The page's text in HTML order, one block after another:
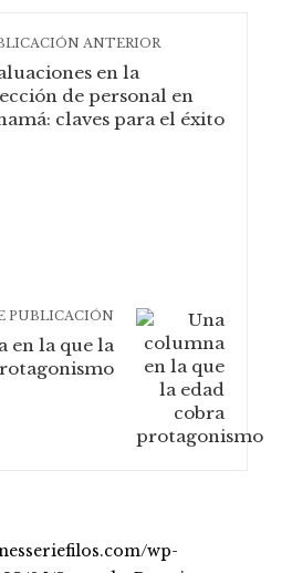
ANTERIOR
en la
de personal en
claves para el éxito
PUBLICACIÓN
en la que la